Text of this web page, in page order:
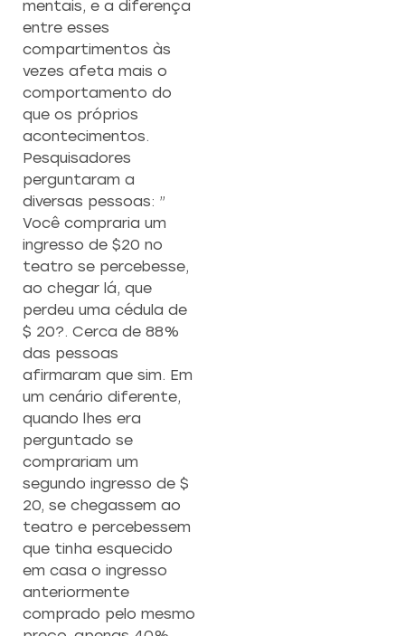
mentais, e a diferença
entre esses
compartimentos às
vezes afeta mais o
comportamento do
que os próprios
acontecimentos.
Pesquisadores
perguntaram a
diversas pessoas: ”
Você compraria um
ingresso de $20 no
teatro se percebesse,
ao chegar lá, que
perdeu uma cédula de
$ 20?. Cerca de 88%
das pessoas
afirmaram que sim. Em
um cenário diferente,
quando lhes era
perguntado se
comprariam um
segundo ingresso de $
20, se chegassem ao
teatro e percebessem
que tinha esquecido
em casa o ingresso
anteriormente
comprado pelo mesmo